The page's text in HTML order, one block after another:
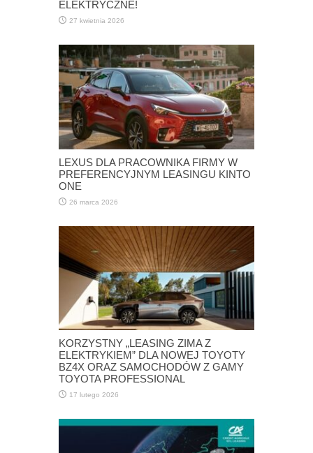
ELEKTRYCZNE!
27 kwietnia 2026
LEXUS DLA PRACOWNIKA FIRMY W
PREFERENCYJNYM LEASINGU KINTO
ONE
26 marca 2026
KORZYSTNY „LEASING ZIMA Z
ELEKTRYKIEM” DLA NOWEJ TOYOTY
BZ4X ORAZ SAMOCHODÓW Z GAMY
TOYOTA PROFESSIONAL
17 lutego 2026